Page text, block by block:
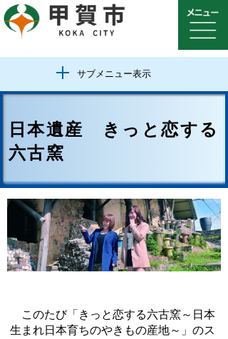
サブメニュー表示
日本遺産 きっと恋する
六古窯
このたび「きっと恋する六古窯～日本
生まれ日本育ちのやきもの産地～」のス